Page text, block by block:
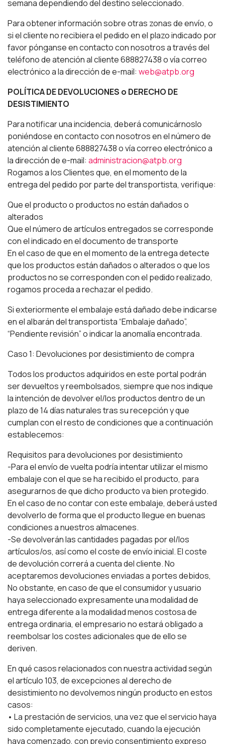
semana dependiendo del destino seleccionado.
Para obtener información sobre otras zonas de envío, o
si el cliente no recibiera el pedido en el plazo indicado por
favor pónganse en contacto con nosotros a través del
teléfono de atención al cliente 688827438 o vía correo
electrónico a la dirección de e-mail: web@atpb.org
POLÍTICA DE DEVOLUCIONES o DERECHO DE
DESISTIMIENTO
Para notificar una incidencia, deberá comunicárnoslo
poniéndose en contacto con nosotros en el número de
atención al cliente 688827438 o vía correo electrónico a
la dirección de e-mail: administracion@atpb.org
Rogamos a los Clientes que, en el momento de la
entrega del pedido por parte del transportista, verifique:
Que el producto o productos no están dañados o
alterados
Que el número de artículos entregados se corresponde
con el indicado en el documento de transporte
En el caso de que en el momento de la entrega detecte
que los productos están dañados o alterados o que los
productos no se corresponden con el pedido realizado,
rogamos proceda a rechazar el pedido.
Si exteriormente el embalaje está dañado debe indicarse
en el albarán del transportista “Embalaje dañado”,
“Pendiente revisión” o indicar la anomalía encontrada.
Caso 1: Devoluciones por desistimiento de compra
Todos los productos adquiridos en este portal podrán
ser devueltos y reembolsados, siempre que nos indique
la intención de devolver el/los productos dentro de un
plazo de 14 días naturales tras su recepción y que
cumplan con el resto de condiciones que a continuación
establecemos:
Requisitos para devoluciones por desistimiento
-Para el envío de vuelta podría intentar utilizar el mismo
embalaje con el que se ha recibido el producto, para
asegurarnos de que dicho producto va bien protegido.
En el caso de no contar con este embalaje, deberá usted
devolverlo de forma que el producto llegue en buenas
condiciones a nuestros almacenes.
-Se devolverán las cantidades pagadas por el/los
artículos/os, así como el coste de envío inicial. El coste
de devolución correrá a cuenta del cliente. No
aceptaremos devoluciones enviadas a portes debidos,
No obstante, en caso de que el consumidor y usuario
haya seleccionado expresamente una modalidad de
entrega diferente a la modalidad menos costosa de
entrega ordinaria, el empresario no estará obligado a
reembolsar los costes adicionales que de ello se
deriven.
En qué casos relacionados con nuestra actividad según
el artículo 103, de excepciones al derecho de
desistimiento no devolvemos ningún producto en estos
casos:
• La prestación de servicios, una vez que el servicio haya
sido completamente ejecutado, cuando la ejecución
haya comenzado, con previo consentimiento expreso